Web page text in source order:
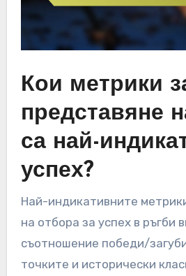
Кои метрики
представяне
са най-
успех?
Най-индикативните
на отбора за успех в ръгби
съотношение победи/
точките и исторически